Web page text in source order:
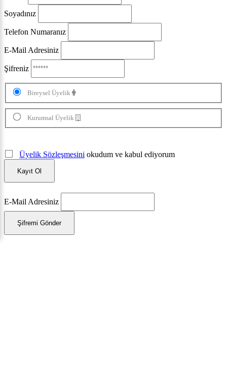
Soyadınız
Telefon Numaranız
E-Mail Adresiniz
Şifreniz
Bireysel Üyelik
Kurumsal Üyelik
Üyelik Sözleşmesini okudum ve kabul ediyorum
Kayıt Ol
E-Mail Adresiniz
Şifremi Gönder